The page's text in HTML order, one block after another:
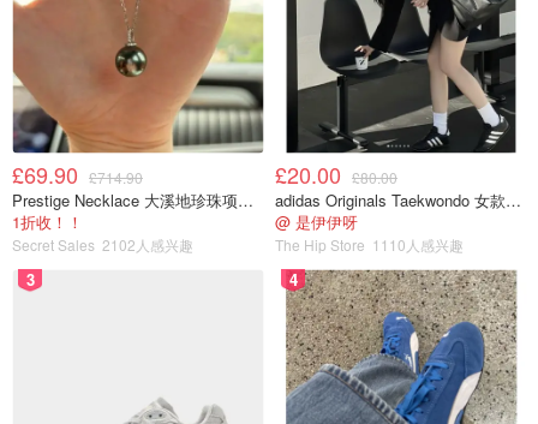
🌟🌟最乖ip Dimoo
要说pop哪个ip的角色最乖，那一定是非Dimoo莫属了。
Dimoo睁着大大圆圆的眼睛，软萌的看着你，这样一个宝
宝，想必犯了错误别人也是不忍心责备的。
我入手的是DimooX迪士尼系列中的高飞的恶作剧。
这一只我是没选择抽盲盒，直接选的明盒，因为我超喜欢这
个橘黄色，而且高飞是冷门款，价格甚至低于原价。
£69.90 £714.90
Prestige Necklace 大溪地珍珠项链 10-11mm
1折收！！
Secret Sales 2102人感兴趣
£20.00 £80.00
adidas Originals Taekwondo 女款黑色运动鞋
@ 是伊伊呀
The Hip Store 1110人感兴趣
3 4